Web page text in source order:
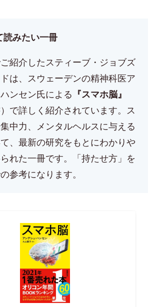
読みたい一冊
紹介したスティーブ・ジョブズ
は、スウェーデンの精神科医ア
ンセン氏による 『スマホ脳』
）で詳しく紹介されています。ス
中力、メンタルヘルスに与える
、最新の研究をもとにわかりや
れた一冊です。「持たせ方」を
参考になります。